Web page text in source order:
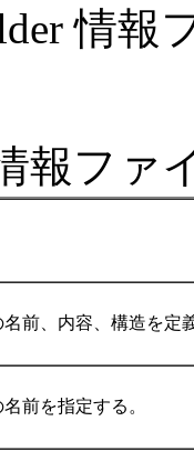
情報
報ファ
名前、内容、構造を定
名前を指定する。